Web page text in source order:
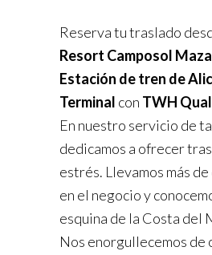
Reserva tu traslado
Resort Camposol
Estación de tren de
Terminal con TWH
En nuestro servicio de
dedicamos a ofrecer
estrés. Llevamos más
en el negocio y
esquina de la Costa del
Nos enorgullecemos de